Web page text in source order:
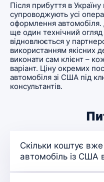
Після прибуття в
супроводжують усі
оформлення автомобіля.
ще один технічний огляд
відновлюється у
використанням якісних
виконати сам клієнт –
варіант. Ціну окремих
автомобіля зі США під
консультантів.
Скільки коштує
автомобіль із США